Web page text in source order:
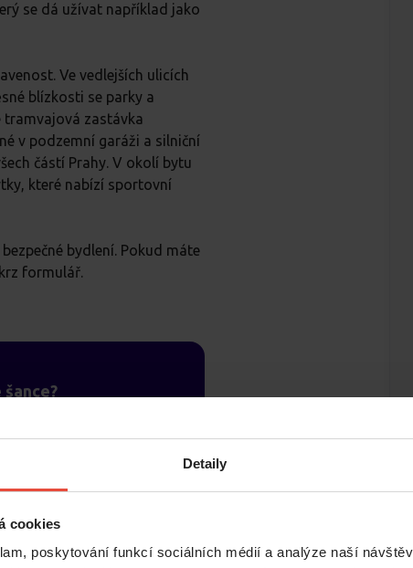
Detaily
cookies
poskytování funkcí sociálních médií a analýze naší
se dá užívat například jako
Ve vedlejších ulicích
blízkosti se parky a
tramvajová zastávka
v podzemní garáži a silniční
částí Prahy. V okolí bytu
které nabízí sportovní
bydlení. Pokud máte
formulář.
bytu a dostaňte tak
kladnou referenci,
o byt.